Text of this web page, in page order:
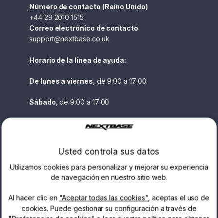
Número de contacto (Reino Unido)
+44 29 2010 1515
Correo electrónico de contacto
support@nextbase.co.uk
Horario de la línea de ayuda:
De lunes a viernes , de 9:00 a 17:00
Sábado , de 9:00 a 17:00
cerrado
relacionadas con la técnica, incluida la asistencia,
la configuración general y la garantía, póngase
en contacto con nuestro equipo de asistencia
¿Tiene un problema con una de nuestras Dash
Usted controla sus datos
Utilizamos cookies para personalizar y mejorar su experiencia
de navegación en nuestro sitio web.
Al hacer clic en "Aceptar todas las cookies", aceptas el uso de
cookies. Puede gestionar su configuración a través de